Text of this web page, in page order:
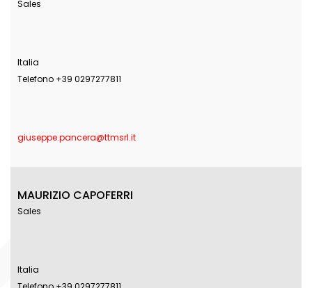
Sales
Italia
Telefono +39 0297277811
giuseppe.pancera@ttmsrl.it
MAURIZIO CAPOFERRI
Sales
Italia